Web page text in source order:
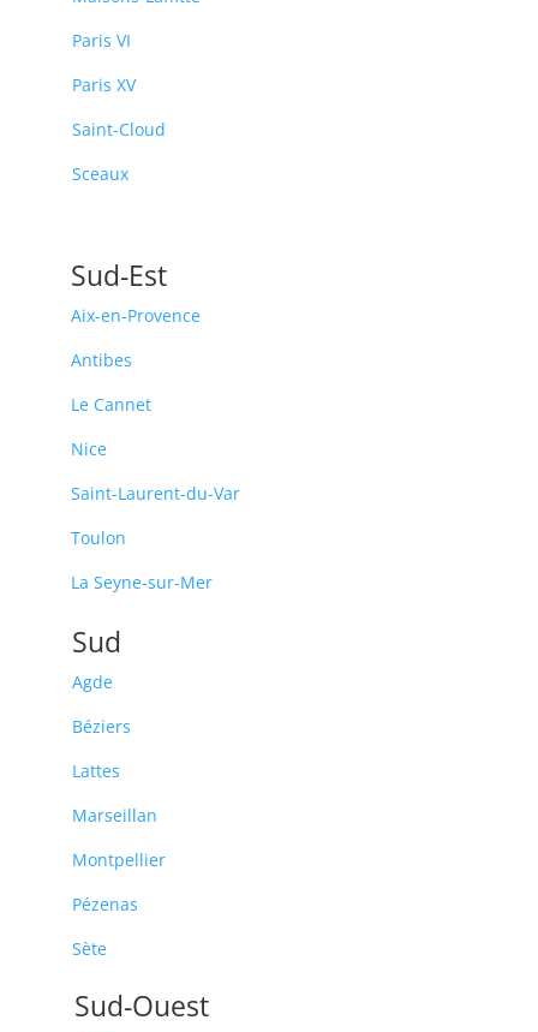
Paris VI
Paris XV
Saint-Cloud
Sceaux
Sud-Est
Aix-en-Provence
Antibes
Le Cannet
Nice
Saint-Laurent-du-Var
Toulon
La Seyne-sur-Mer
Sud
Agde
Béziers
Lattes
Marseillan
Montpellier
Pézenas
Sète
Sud-Ouest